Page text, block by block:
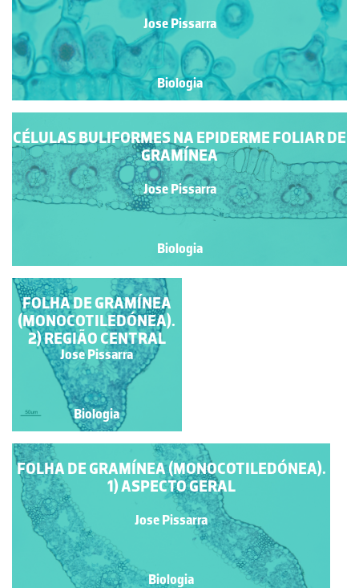
Jose Pissarra
Biologia
CÉLULAS BULIFORMES NA EPIDERME FOLIAR DE
GRAMÍNEA
Jose Pissarra
Biologia
BAINHA
PERIVASCULAR EM
PLANTAS C4 -
ANATOMIA DE
KRANZ.
Jose Pissarra
Biologia
FOLHA DE GRAMÍNEA (MONOCOTILEDÓNEA).
1) ASPECTO GERAL
Jose Pissarra
Biologia
FOLHA DE GRAMÍNEA
(MONOCOTILEDÓNEA).
2) REGIÃO CENTRAL
Jose Pissarra
Biologia